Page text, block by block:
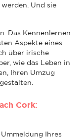
Und sie
Das Kennenlernen
Aspekte eines
über irische
wie das Leben in
Ihren Umzug
Cork:
Ihres